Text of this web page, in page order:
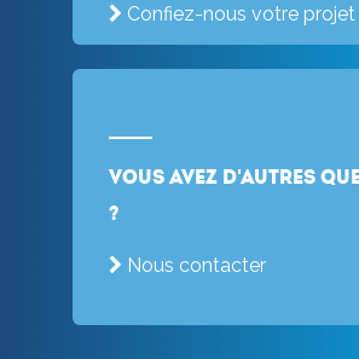
Confiez-nous votre projet
Vous avez d'autres
?
Nous contacter